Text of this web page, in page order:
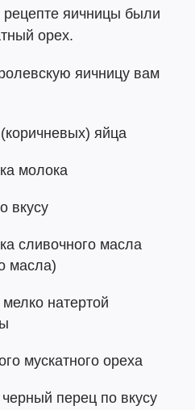
яичницы были
орех.
яичницу вам
яйца
молока
вкусу
сливочного масла
масла)
натертой
мускатного ореха
перец по вкусу